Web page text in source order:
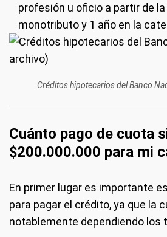
profesión u oficio a partir de
monotributo y 1 año en la
Créditos hipotecarios del Banco
Cuánto pago de cuota
$200.000.000 para mi
En primer lugar es importante
para pagar el crédito, ya que la
notablemente dependiendo los